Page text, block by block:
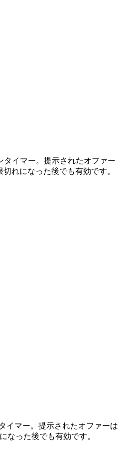
タイマー。提示されたオファー
れになった後でも有効です。
イマー。提示されたオファーは
なった後でも有効です。